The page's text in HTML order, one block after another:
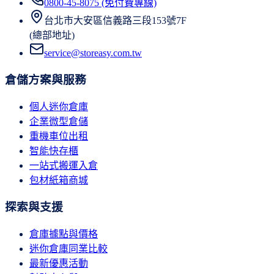
0800-45-8075 (免付費專線)
台北市大安區信義路三段153號7F
(總部地址)
service@storeasy.com.tw
倉儲方案與服務
個人迷你倉庫
企業微型倉儲
重機車位出租
智能快存櫃
一站式搬運入倉
包材紙箱商城
探索與支援
倉庫據點與價格
迷你倉庫同業比較
最新優惠活動